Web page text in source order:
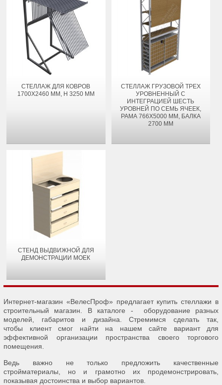
СТЕЛЛАЖ ДЛЯ КОВРОВ
1700Х2460 ММ, H 3250 ММ
СТЕЛЛАЖ ГРУЗОВОЙ ТРЕХ
УРОВНЕННЫЙ С
ИНТЕГРАЦИЕЙ ШЕСТЬ
УРОВНЕЙ ПО СЕМЬ ЯЧЕЕК,
РАМА 766Х5000 ММ, БАЛКА
2700 ММ
СТЕНД ВЫДВИЖНОЙ ДЛЯ
ДЕМОНСТРАЦИИ МОЕК
Интернет-магазин «ВелесПроф» предлагает купить стеллажи в
строительный магазин. В каталоге - оборудование разных
моделей, габаритов и дизайна. Стремимся сделать так,
чтобы клиент смог найти на нашем сайте вариант для
эффективной организации пространства своего торгового
помещения.
Ведь важно не только предложить качественные
стройматериалы, но и грамотно их продемонстрировать,
показывая достоинства и выбор вариантов.